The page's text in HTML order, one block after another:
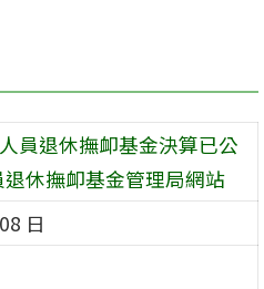
員退休撫卹基金決算已公
休撫卹基金管理局網站
日